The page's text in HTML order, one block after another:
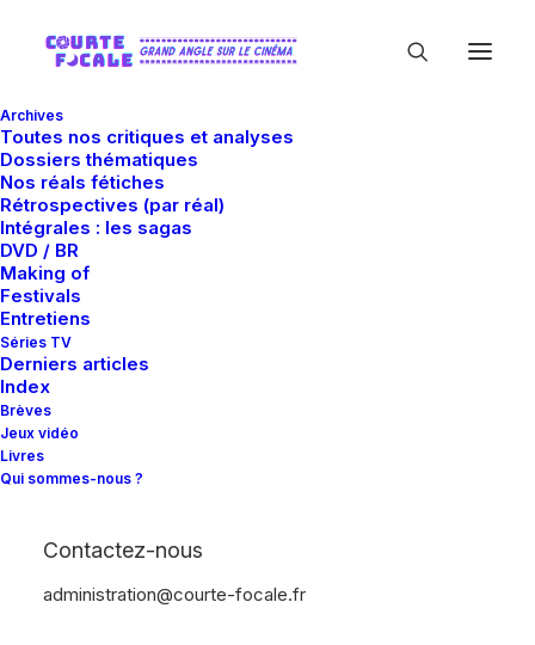
Archives
Toutes nos critiques et analyses
Dossiers thématiques
Nos réals fétiches
Rétrospectives (par réal)
Intégrales : les sagas
DVD / BR
Making of
Festivals
Entretiens
Séries TV
Derniers articles
Index
Brèves
Jeux vidéo
Livres
Qui sommes-nous ?
Contactez-nous
administration@courte-focale.fr